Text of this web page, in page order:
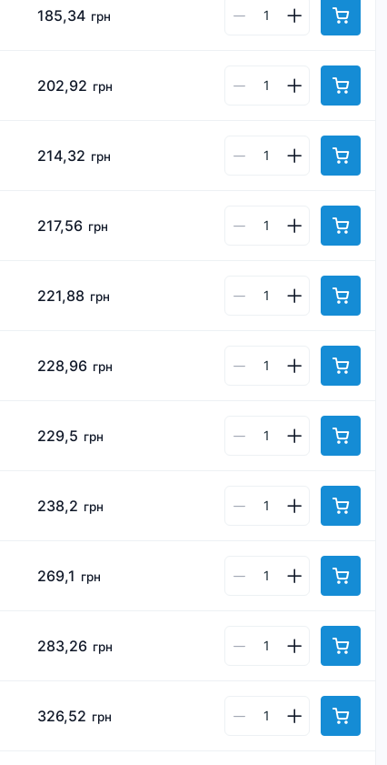
185,34 грн
202,92 грн
214,32 грн
217,56 грн
221,88 грн
228,96 грн
229,5 грн
238,2 грн
269,1 грн
283,26 грн
326,52 грн